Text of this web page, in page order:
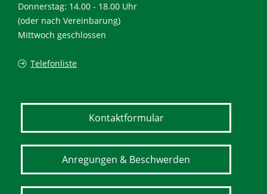
Donnerstag: 14.00 - 18.00 Uhr
(oder nach Vereinbarung)
Mittwoch geschlossen
Telefonliste
Kontaktformular
Anregungen & Beschwerden